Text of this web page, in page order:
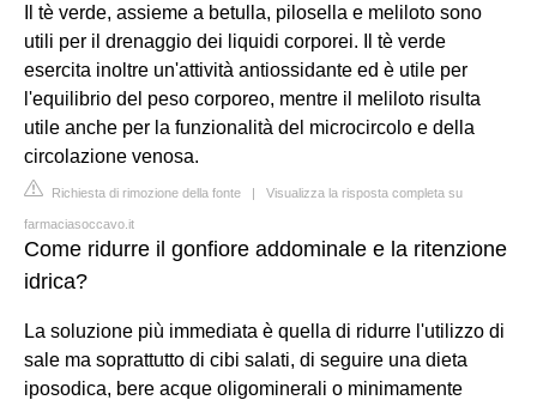
Il tè verde, assieme a betulla, pilosella e meliloto sono
utili per il drenaggio dei liquidi corporei. Il tè verde
esercita inoltre un'attività antiossidante ed è utile per
l'equilibrio del peso corporeo, mentre il meliloto risulta
utile anche per la funzionalità del microcircolo e della
circolazione venosa.
Richiesta di rimozione della fonte | Visualizza la risposta completa su
farmaciasoccavo.it
Come ridurre il gonfiore addominale e la ritenzione
idrica?
La soluzione più immediata è quella di ridurre l'utilizzo di
sale ma soprattutto di cibi salati, di seguire una dieta
iposodica, bere acque oligominerali o minimamente